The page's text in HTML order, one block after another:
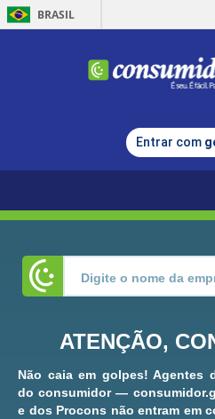
BRASIL
Entrar com
ATENÇÃO,
Não caia em golpes! Agentes
do consumidor —
e dos Procons não entram em